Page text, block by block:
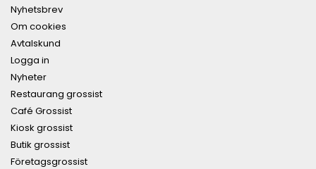
Nyhetsbrev
Om cookies
Avtalskund
Logga in
Nyheter
Restaurang grossist
Café Grossist
Kiosk grossist
Butik grossist
Företagsgrossist